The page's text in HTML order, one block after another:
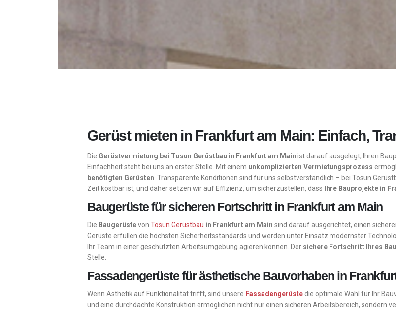
Gerüst mieten in Frankfurt am Main: Einfach,
Die Gerüstvermietung bei Tosun Gerüstbau in Frankfurt am Main ist darauf ausgelegt, Ihren
Einfachheit steht bei uns an erster Stelle. Mit einem unkomplizierten Vermietungsprozess
benötigten Gerüsten . Transparente Konditionen sind für uns selbstverständlich – bei Tosun
Zeit kostbar ist, und daher setzen wir auf Effizienz, um sicherzustellen, dass
Ihre Bauprojekte in
Baugerüste für sicheren Fortschritt in Frankfurt am Main
Die Baugerüstevon Tosun Gerüstbau in Frankfurt am Main sind darauf ausgerichtet, einen
Gerüste erfüllen die höchsten Sicherheitsstandards und werden unter Einsatz modernster
Ihr Team in einer geschützten Arbeitsumgebung agieren können. Der sichere Fortschritt Ihres
Stelle.
Fassadengerüste für ästhetische Bauvorhaben in
Wenn Ästhetik auf Funktionalität trifft, sind unsere Fassadengerüste die optimale Wahl für Ihr
und eine durchdachte Konstruktion ermöglichen nicht nur einen sicheren Arbeitsbereich, sondern